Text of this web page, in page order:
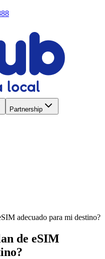
Partnership
adecuado para mi destino?
de eSIM